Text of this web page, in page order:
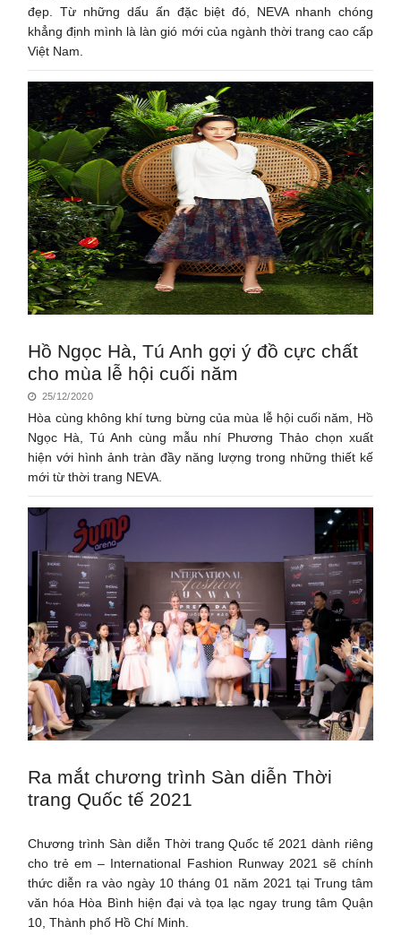
đẹp. Từ những dấu ấn đặc biệt đó, NEVA nhanh chóng
khẳng định mình là làn gió mới của ngành thời trang cao cấp
Việt Nam.
Hồ Ngọc Hà, Tú Anh gợi ý đồ cực chất
cho mùa lễ hội cuối năm
25/12/2020
Hòa cùng không khí tưng bừng của mùa lễ hội cuối năm, Hồ
Ngọc Hà, Tú Anh cùng mẫu nhí Phương Thảo chọn xuất
hiện với hình ảnh tràn đầy năng lượng trong những thiết kế
mới từ thời trang NEVA.
Ra mắt chương trình Sàn diễn Thời
trang Quốc tế 2021
Chương trình Sàn diễn Thời trang Quốc tế 2021 dành riêng
cho trẻ em – International Fashion Runway 2021 sẽ chính
thức diễn ra vào ngày 10 tháng 01 năm 2021 tại Trung tâm
văn hóa Hòa Bình hiện đại và tọa lạc ngay trung tâm Quận
10, Thành phố Hồ Chí Minh.